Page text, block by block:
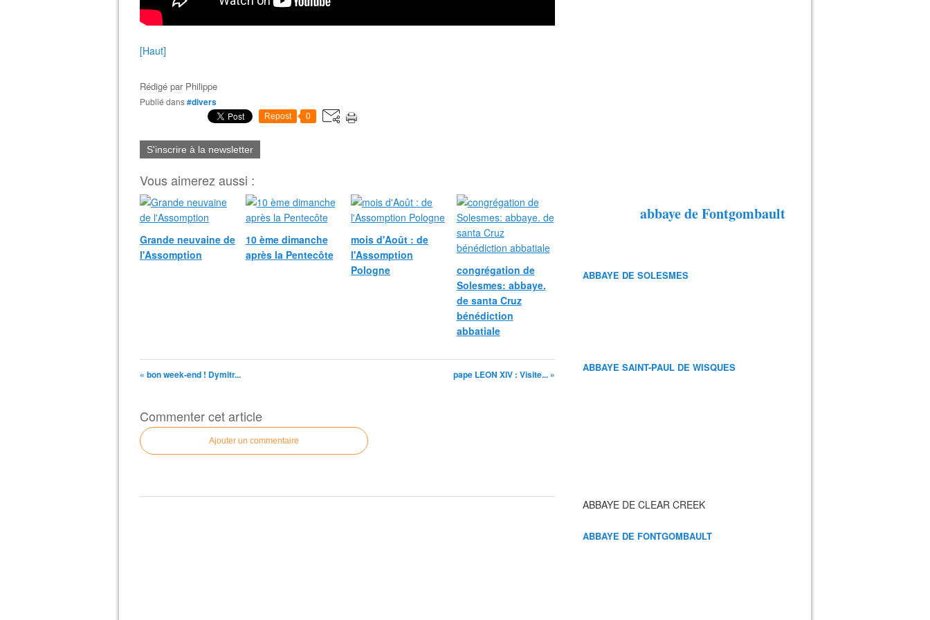
[Haut]
Rédigé par Philippe
Publié dans#divers
Repost 0
S'inscrire à la newsletter
Vous aimerez aussi :
Grande neuvaine de
l'Assomption
10 ème dimanche
après la Pentecôte
mois d'Août : de
l'Assomption
Pologne
congrégation de
Solesmes: abbaye.
de santa Cruz
bénédiction
abbatiale
« bon week-end ! Dymitr... pape LEON XIV : Visite... »
Commenter cet article
Ajouter un commentaire
abbaye de Fontgombault
ABBAYE DE SOLESMES
ABBAYE SAINT-PAUL DE WISQUES
ABBAYE DE CLEAR CREEK
ABBAYE DE FONTGOMBAULT